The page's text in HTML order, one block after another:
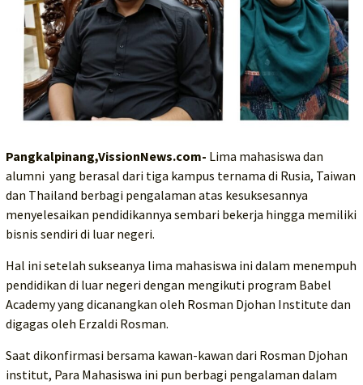
Pangkalpinang,VissionNews.com- Lima mahasiswa dan
alumni yang berasal dari tiga kampus ternama di Rusia, Taiwan
dan Thailand berbagi pengalaman atas kesuksesannya
menyelesaikan pendidikannya sembari bekerja hingga memiliki
bisnis sendiri di luar negeri.
Hal ini setelah sukseanya lima mahasiswa ini dalam menempuh
pendidikan di luar negeri dengan mengikuti program Babel
Academy yang dicanangkan oleh Rosman Djohan Institute dan
digagas oleh Erzaldi Rosman.
Saat dikonfirmasi bersama kawan-kawan dari Rosman Djohan
institut, Para Mahasiswa ini pun berbagi pengalaman dalam